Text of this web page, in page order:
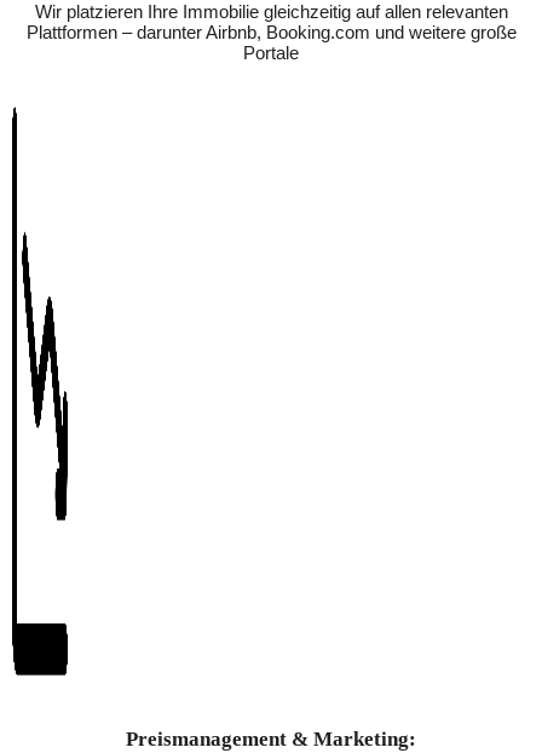
Wir platzieren Ihre Immobilie gleichzeitig auf allen relevanten
Plattformen – darunter Airbnb, Booking.com und weitere große
Portale
Preismanagement & Marketing: